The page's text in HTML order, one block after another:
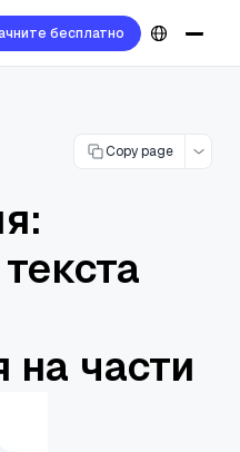
бесплатно
Copy page
на части